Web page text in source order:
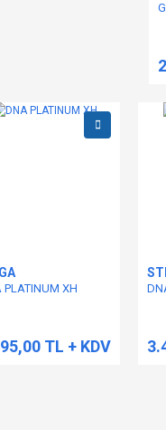
PLATINUM XH
TL + KDV